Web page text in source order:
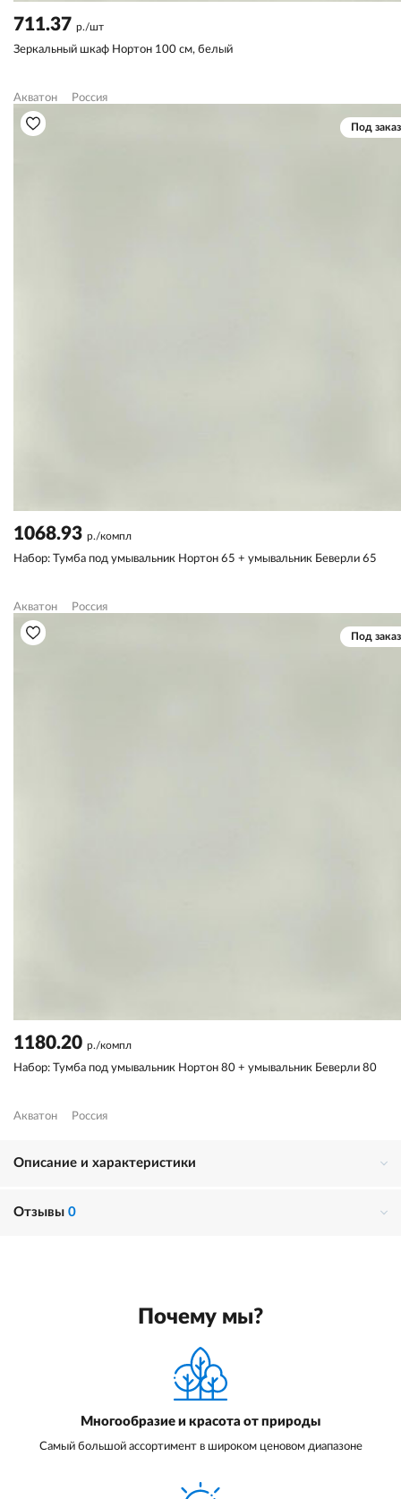
711.37 р./шт
Зеркальный шкаф Нортон 100 см, белый
Акватон Россия
Под заказ
1068.93 р./компл
Набор: Тумба под умывальник Нортон 65 + умывальник Беверли 65
Акватон Россия
Под заказ
1180.20 р./компл
Набор: Тумба под умывальник Нортон 80 + умывальник Беверли 80
Акватон Россия
Описание и характеристики
Отзывы 0
Почему мы?
Многообразие и красота от природы
Самый большой ассортимент в широком ценовом диапазоне